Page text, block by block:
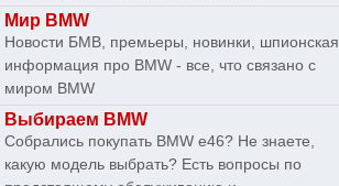
Мир BMW
Новости БМВ, премьеры, новинки, шпионская
информация про BMW - все, что связано с
миром BMW
Выбираем BMW
Собрались покупать BMW e46? Не знаете,
какую модель выбрать? Есть вопросы по